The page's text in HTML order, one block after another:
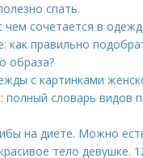
спать.
чем сочетается в
как правильно
образа?
с картинками
полный словарь видов
на диете. Можно
тело девушке.